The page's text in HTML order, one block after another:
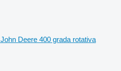
John Deere 400 grada rotativa